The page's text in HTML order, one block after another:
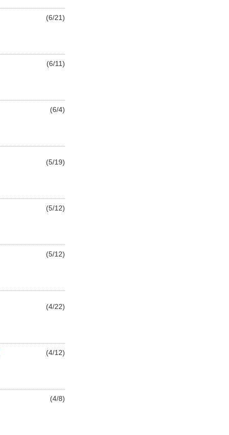
(6/21)
(6/11)
(6/4)
(5/19)
(5/12)
(5/12)
(4/22)
(4/12)
(4/8)